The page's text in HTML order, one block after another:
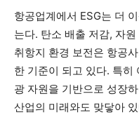
항공업계에서 ESG는 더
는다. 탄소 배출 저감, 자
취항지 환경 보전은 항공
한 기준이 되고 있다. 특히
광 자원을 기반으로 성장
산업의 미래와도 맞닿아